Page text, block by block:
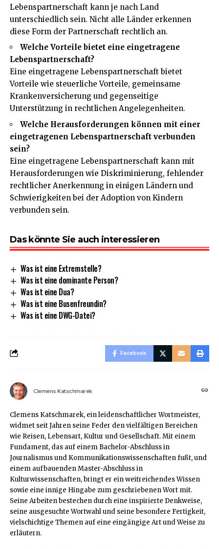
Lebenspartnerschaft kann je nach Land
unterschiedlich sein. Nicht alle Länder erkennen
diese Form der Partnerschaft rechtlich an.
Welche Vorteile bietet eine eingetragene
Lebenspartnerschaft?
Eine eingetragene Lebenspartnerschaft bietet
Vorteile wie steuerliche Vorteile, gemeinsame
Krankenversicherung und gegenseitige
Unterstützung in rechtlichen Angelegenheiten.
Welche Herausforderungen können mit einer
eingetragenen Lebenspartnerschaft verbunden
sein?
Eine eingetragene Lebenspartnerschaft kann mit
Herausforderungen wie Diskriminierung, fehlender
rechtlicher Anerkennung in einigen Ländern und
Schwierigkeiten bei der Adoption von Kindern
verbunden sein.
Das könnte Sie auch interessieren
Was ist eine Extremstelle?
Was ist eine dominante Person?
Was ist eine Dua?
Was ist eine Busenfreundin?
Was ist eine DWG-Datei?
Facebook
Clemens Katschmarek
Clemens Katschmarek, ein leidenschaftlicher Wortmeister,
widmet seit Jahren seine Feder den vielfältigen Bereichen
wie Reisen, Lebensart, Kultur und Gesellschaft. Mit einem
Fundament, das auf einem Bachelor-Abschluss in
Journalismus und Kommunikationswissenschaften fußt, und
einem aufbauenden Master-Abschluss in
Kulturwissenschaften, bringt er ein weitreichendes Wissen
sowie eine innige Hingabe zum geschriebenen Wort mit.
Seine Arbeiten bestechen durch eine inspirierte Denkweise,
seine ausgesuchte Wortwahl und seine besondere Fertigkeit,
vielschichtige Themen auf eine eingängige Art und Weise zu
erläutern.